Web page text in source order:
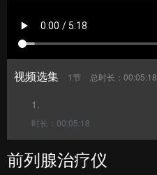
视频选集 1节 总时长：00:05:18
1.
时长：00:05:18
前列腺治疗仪